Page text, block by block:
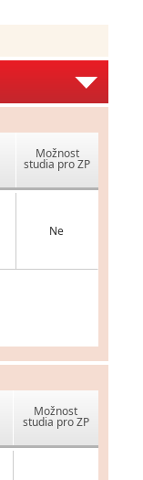
Možnost
studia pro ZP
Ne
Možnost
studia pro ZP